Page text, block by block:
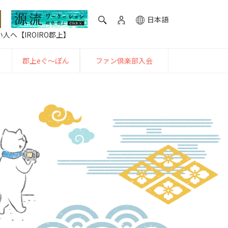
日本語
へ【IROIRO郡上】
郡上eぐ〜ぽん ファン倶楽部入会